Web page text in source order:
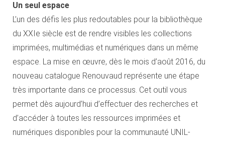
Un seul espace
L’un des défis les plus redoutables pour la bibliothèque
du XXIe siècle est de rendre visibles les collections
imprimées, multimédias et numériques dans un même
espace. La mise en œuvre, dès le mois d’août 2016, du
nouveau catalogue Renouvaud représente une étape
très importante dans ce processus. Cet outil vous
permet dès aujourd’hui d’effectuer des recherches et
d’accéder à toutes les ressources imprimées et
numériques disponibles pour la communauté UNIL-